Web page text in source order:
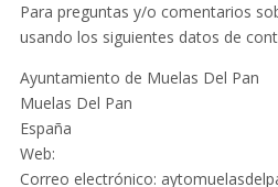
Para preguntas y/o comentarios
usando los siguientes datos de
Ayuntamiento de Muelas Del Pan
Muelas Del Pan
España
Web:
Correo electrónico: